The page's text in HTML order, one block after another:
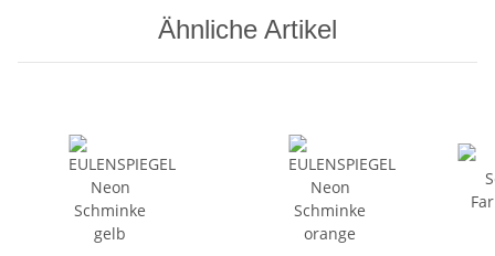
Ähnliche Artikel